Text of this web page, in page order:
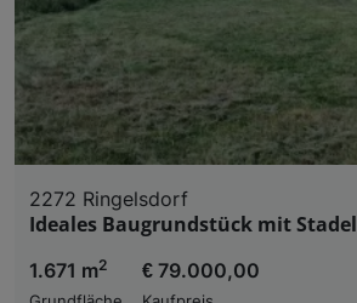
2272 Ringelsdorf
Ideales Baugrundstück mit Stadel
1.671 m2
€ 79.000,00